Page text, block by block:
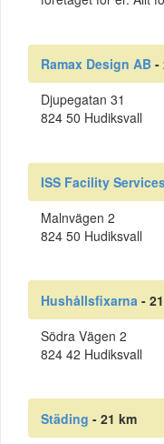
Ramax Design AB -
Djupegatan 31
824 50 Hudiksvall
ISS Facility
Malnvägen 2
824 50 Hudiksvall
Hushållsfixarna -
Södra Vägen 2
824 42 Hudiksvall
Städing - 21 km